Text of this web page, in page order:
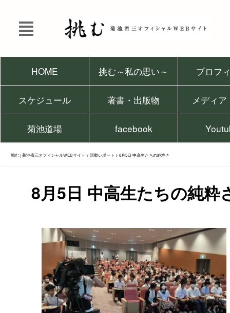
HOME 挑む～私の思い～ プロフ
スケジュール 著書・出版物 メディア
菊池道場 facebook
挑む | 菊池省三オフィシャルWEBサイト > 活動レポート > 8月5日 中高生たちの純粋さ
8月5日 中高生たちの純粋